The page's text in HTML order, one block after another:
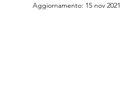
Aggiornamento: 15 nov 2021